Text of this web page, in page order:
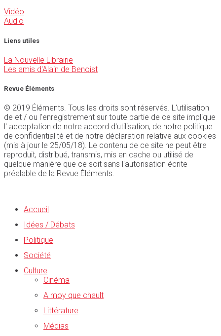
Vidéo
Audio
Liens utiles
La Nouvelle Librairie
Les amis d'Alain de Benoist
Revue Éléments
© 2019 Éléments. Tous les droits sont réservés. L'utilisation
de et / ou l'enregistrement sur toute partie de ce site implique
l' acceptation de notre accord d'utilisation, de notre politique
de confidentialité et de notre déclaration relative aux cookies
(mis à jour le 25/05/18). Le contenu de ce site ne peut être
reproduit, distribué, transmis, mis en cache ou utilisé de
quelque manière que ce soit sans l'autorisation écrite
préalable de la Revue Éléments.
Accueil
Idées / Débats
Politique
Société
Culture
Cinéma
A moy que chault
Littérature
Médias